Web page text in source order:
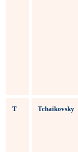
T Tchaikovsky